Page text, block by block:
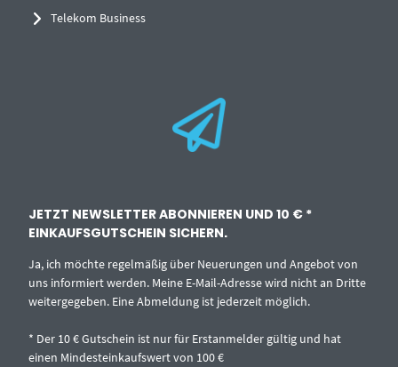
Telekom Business
JETZT NEWSLETTER ABONNIEREN UND 10 € *
EINKAUFSGUTSCHEIN SICHERN.
Ja, ich möchte regelmäßig über Neuerungen und Angebot von
uns informiert werden. Meine E-Mail-Adresse wird nicht an Dritte
weitergegeben. Eine Abmeldung ist jederzeit möglich.
* Der 10 € Gutschein ist nur für Erstanmelder gültig und hat
einen Mindesteinkaufswert von 100 €